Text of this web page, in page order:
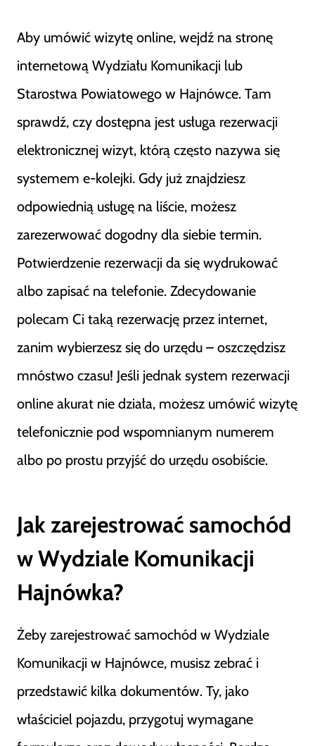
Aby umówić wizytę online, wejdź na stronę
internetową Wydziału Komunikacji lub
Starostwa Powiatowego w Hajnówce. Tam
sprawdź, czy dostępna jest usługa rezerwacji
elektronicznej wizyt, którą często nazywa się
systemem e-kolejki. Gdy już znajdziesz
odpowiednią usługę na liście, możesz
zarezerwować dogodny dla siebie termin.
Potwierdzenie rezerwacji da się wydrukować
albo zapisać na telefonie. Zdecydowanie
polecam Ci taką rezerwację przez internet,
zanim wybierzesz się do urzędu – oszczędzisz
mnóstwo czasu! Jeśli jednak system rezerwacji
online akurat nie działa, możesz umówić wizytę
telefonicznie pod wspomnianym numerem
albo po prostu przyjść do urzędu osobiście.
Jak zarejestrować samochód
w Wydziale Komunikacji
Hajnówka?
Żeby zarejestrować samochód w Wydziale
Komunikacji w Hajnówce, musisz zebrać i
przedstawić kilka dokumentów. Ty, jako
właściciel pojazdu, przygotuj wymagane